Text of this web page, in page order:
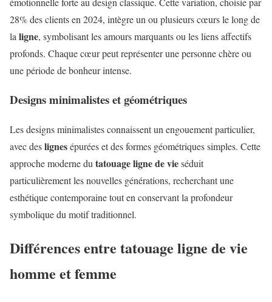
28% des clients en 2024, intègre un ou plusieurs cœurs le long de
la ligne, symbolisant les amours marquants ou les liens affectifs
profonds. Chaque cœur peut représenter une personne chère ou
une période de bonheur intense.
Designs minimalistes et géométriques
Les designs minimalistes connaissent un engouement particulier,
avec deslignesépurées et des formes géométriques simples. Cette
approche moderne du tatouage ligne de vieséduit
particulièrement les nouvelles générations, recherchant une
esthétique contemporaine tout en conservant la profondeur
symbolique du motif traditionnel.
Différences entre tatouage ligne de vie
homme et femme